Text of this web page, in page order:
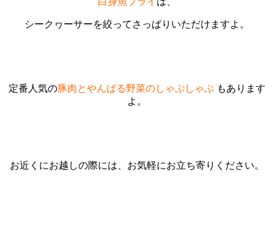
シークヮーサーを絞ってさっぱりいただけますよ。
定番人気の豚肉とやんばる野菜のしゃぶしゃぶ もあります
よ。
お近くにお越しの際には、お気軽にお立ち寄りください。